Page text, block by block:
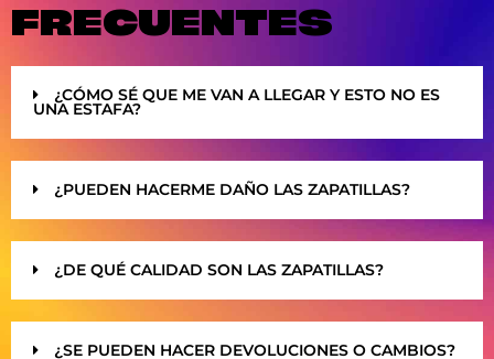
FRECUENTES
¿CÓMO SÉ QUE ME VAN A LLEGAR Y ESTO NO ES
UNA ESTAFA?
¿PUEDEN HACERME DAÑO LAS ZAPATILLAS?
¿DE QUÉ CALIDAD SON LAS ZAPATILLAS?
¿SE PUEDEN HACER DEVOLUCIONES O CAMBIOS?